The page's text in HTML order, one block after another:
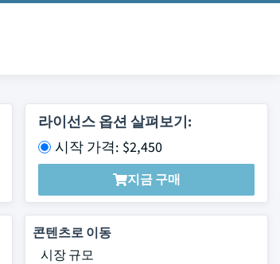
라이선스 옵션 살펴보기:
시작 가격: $2,450
지금 구매
콘텐츠로 이동
시장 규모